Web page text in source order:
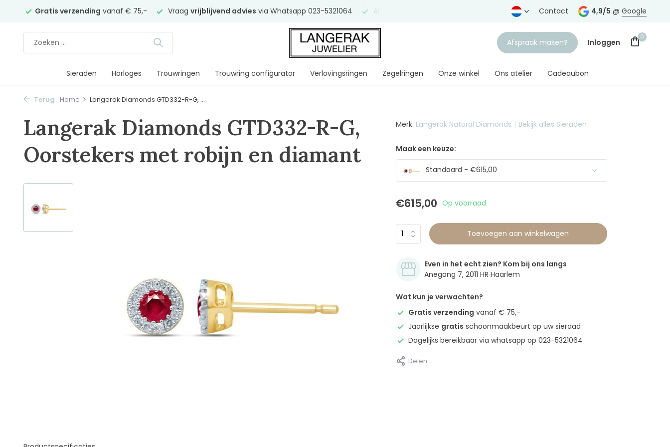
Gratis verzending vanaf € 75,- Vraag vrijblijvend advies via Whatsapp 023-5321064 Al Gratis verzending vanaf € 75,-
Contact 4,9/5 @ Google
Afspraak maken? Inloggen
0
Sieraden Horloges Trouwringen Trouwring configurator Verlovingsringen Zegelringen Onze winkel Ons atelier Cadeaubon
Terug Home Langerak Diamonds GTD332-R-G, ...
Langerak Diamonds GTD332-R-G,
Oorstekers met robijn en diamant
Merk: Langerak Natural Diamonds Bekijk alles Sieraden
Maak een keuze:
Standaard - €615,00
€615,00 Op voorraad
Toevoegen aan winkelwagen
Even in het echt zien? Kom bij ons langs
Anegang 7, 2011 HR Haarlem
Wat kun je verwachten?
Gratis verzending vanaf € 75,-
Jaarlijkse gratis schoonmaakbeurt op uw sieraad
Dagelijks bereikbaar via whatsapp op 023-5321064
Delen